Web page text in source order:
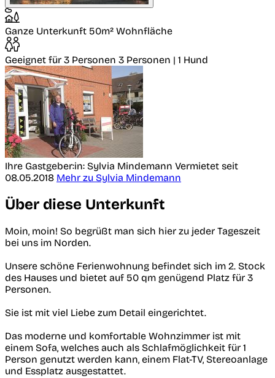
Ganze Unterkunft 50m² Wohnfläche
Geeignet für 3 Personen 3 Personen | 1 Hund
Ihre Gastgeber:in: Sylvia Mindemann Vermietet seit
08.05.2018 Mehr zu Sylvia Mindemann
Über diese Unterkunft
Moin, moin! So begrüßt man sich hier zu jeder Tageszeit
bei uns im Norden.
Unsere schöne Ferienwohnung befindet sich im 2. Stock
des Hauses und bietet auf 50 qm genügend Platz für 3
Personen.
Sie ist mit viel Liebe zum Detail eingerichtet.
Das moderne und komfortable Wohnzimmer ist mit
einem Sofa, welches auch als Schlafmöglichkeit für 1
Person genutzt werden kann, einem Flat-TV, Stereoanlage
und Essplatz ausgestattet.